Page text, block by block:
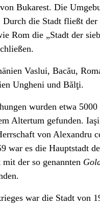
Bukarest. Die
die Stadt fließt der
Rom die „Stadt der
Vaslui, Bacău,
Ungheniund Bălţi.
wurden etwa 5000
Altertum gefunden.
von Alexandru
war es die Hauptstadt
der so genannten
war die Stadt von